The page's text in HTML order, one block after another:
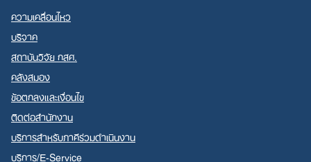
ความเคลื่อนไหว
บริจาค
สถาบันวิจัย กสศ.
คลังสมอง
ข้อตกลงและเงื่อนไข
ติดต่อสำนักงาน
บริการสำหรับภาคีร่วมดำเนินงาน
บริการ/E-Service